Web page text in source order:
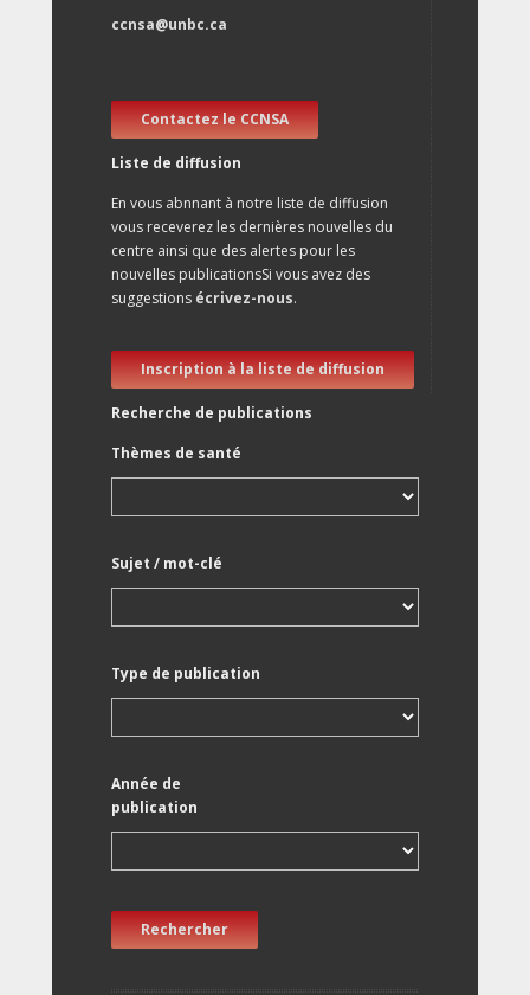
ccnsa@unbc.ca
Contactez le CCNSA
Liste de diffusion
En vous abnnant à notre liste de diffusion
vous receverez les dernières nouvelles du
centre ainsi que des alertes pour les
nouvelles publicationsSi vous avez des
suggestions écrivez-nous.
Inscription à la liste de diffusion
Recherche de publications
Thèmes de santé
Sujet / mot-clé
Type de publication
Année de
publication
Rechercher